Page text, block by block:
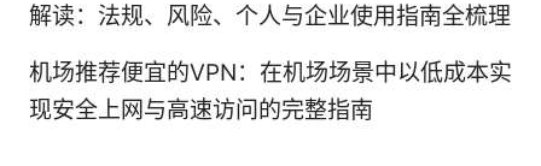
解读：法规、风险、个人与企业使用指南全梳理
机场推荐便宜的VPN：在机场场景中以低成本实
现安全上网与高速访问的完整指南